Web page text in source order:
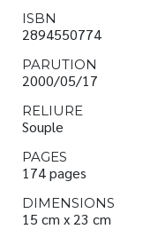
CONTACT
ISBN
2894550774
PARUTION
2000/05/17
RELIURE
Souple
PAGES
174 pages
DIMENSIONS
15 cm x 23 cm